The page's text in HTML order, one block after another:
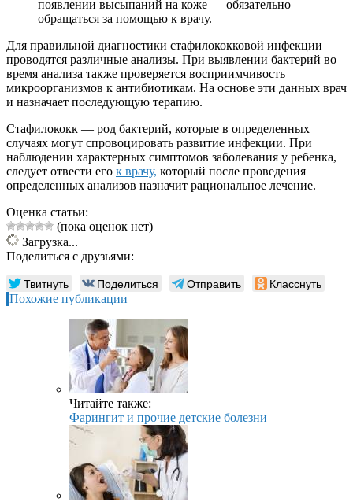
появлении высыпаний на коже — обязательно
обращаться за помощью к врачу.
Для правильной диагностики стафилококковой инфекции
проводятся различные анализы. При выявлении бактерий во
время анализа также проверяется восприимчивость
микроорганизмов к антибиотикам. На основе эти данных врач
и назначает последующую терапию.
Стафилококк — род бактерий, которые в определенных
случаях могут спровоцировать развитие инфекции. При
наблюдении характерных симптомов заболевания у ребенка,
следует отвести его к врачу, который после проведения
определенных анализов назначит рациональное лечение.
Оценка статьи:
(пока оценок нет)
Загрузка...
Поделиться с друзьями:
Твитнуть Поделиться Отправить Класснуть
Похожие публикации
Читайте также:
Фарингит и прочие детские болезни